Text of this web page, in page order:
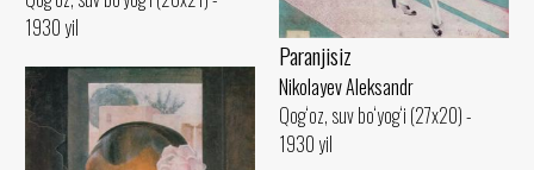
1930 yil
Paranjisiz
Nikolayev Aleksandr
Qog‘oz, suv bo‘yog‘i (27x20) -
1930 yil